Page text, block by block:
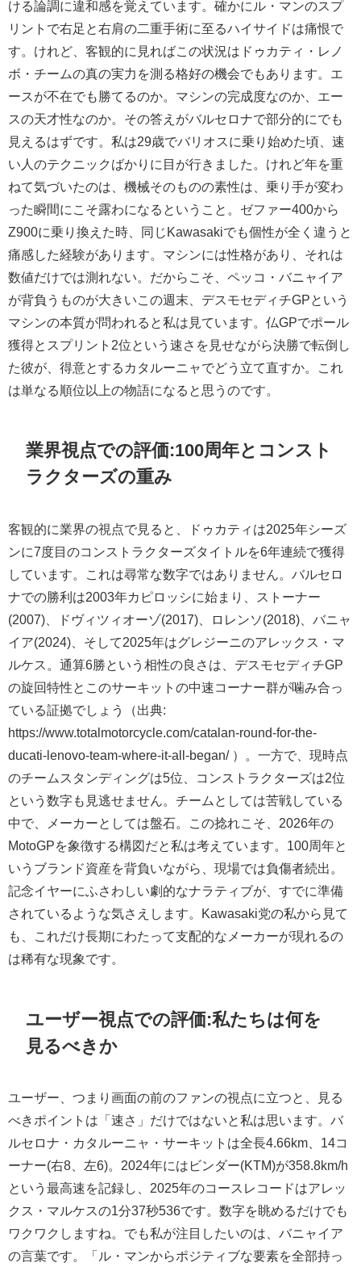
ける論調に違和感を覚えています。確かにル・マンのスプ
リントで右足と右肩の二重手術に至るハイサイドは痛恨で
す。けれど、客観的に見ればこの状況はドゥカティ・レノ
ボ・チームの真の実力を測る格好の機会でもあります。エ
ースが不在でも勝てるのか。マシンの完成度なのか、エー
スの天才性なのか。その答えがバルセロナで部分的にでも
見えるはずです。私は29歳でバリオスに乗り始めた頃、速
い人のテクニックばかりに目が行きました。けれど年を重
ねて気づいたのは、機械そのものの素性は、乗り手が変わ
った瞬間にこそ露わになるということ。ゼファー400から
Z900に乗り換えた時、同じKawasakiでも個性が全く違うと
痛感した経験があります。マシンには性格があり、それは
数値だけでは測れない。だからこそ、ペッコ・バニャイア
が背負うものが大きいこの週末、デスモセディチGPという
マシンの本質が問われると私は見ています。仏GPでポール
獲得とスプリント2位という速さを見せながら決勝で転倒し
た彼が、得意とするカタルーニャでどう立て直すか。これ
は単なる順位以上の物語になると思うのです。
業界視点での評価:100周年とコンスト
ラクターズの重み
客観的に業界の視点で見ると、ドゥカティは2025年シーズ
ンに7度目のコンストラクターズタイトルを6年連続で獲得
しています。これは尋常な数字ではありません。バルセロ
ナでの勝利は2003年カピロッシに始まり、ストーナー
(2007)、ドヴィツィオーゾ(2017)、ロレンソ(2018)、バニャ
イア(2024)、そして2025年はグレジーニのアレックス・マ
ルケス。通算6勝という相性の良さは、デスモセディチGP
の旋回特性とこのサーキットの中速コーナー群が噛み合っ
ている証拠でしょう（出典:
https://www.totalmotorcycle.com/catalan-round-for-the-
ducati-lenovo-team-where-it-all-began/ ）。一方で、現時点
のチームスタンディングは5位、コンストラクターズは2位
という数字も見逃せません。チームとしては苦戦している
中で、メーカーとしては盤石。この捻れこそ、2026年の
MotoGPを象徴する構図だと私は考えています。100周年と
いうブランド資産を背負いながら、現場では負傷者続出。
記念イヤーにふさわしい劇的なナラティブが、すでに準備
されているような気さえします。Kawasaki党の私から見て
も、これだけ長期にわたって支配的なメーカーが現れるの
は稀有な現象です。
ユーザー視点での評価:私たちは何を
見るべきか
ユーザー、つまり画面の前のファンの視点に立つと、見る
べきポイントは「速さ」だけではないと私は思います。バ
ルセロナ・カタルーニャ・サーキットは全長4.66km、14コ
ーナー(右8、左6)。2024年にはビンダー(KTM)が358.8km/h
という最高速を記録し、2025年のコースレコードはアレッ
クス・マルケスの1分37秒536です。数字を眺めるだけでも
ワクワクしますね。でも私が注目したいのは、バニャイア
の言葉です。「ル・マンからポジティブな要素を全部持っ